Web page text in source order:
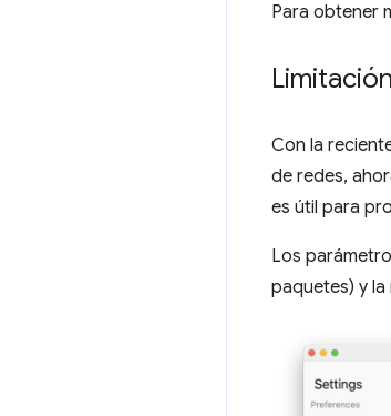
Para obtener
Con la
de redes,
es útil para
Los
paquetes) y la